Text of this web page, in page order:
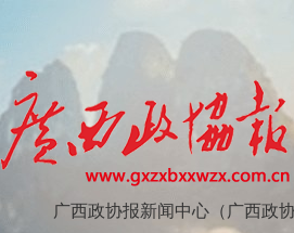
广西政协报新闻中心（广西政